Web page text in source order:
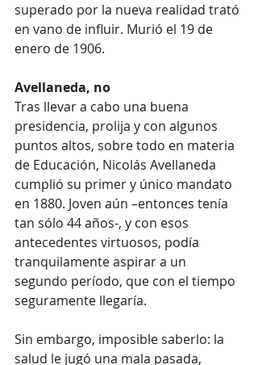
superado por la nueva realidad trató
en vano de influir. Murió el 19 de
enero de 1906.
Avellaneda, no
Tras llevar a cabo una buena
presidencia, prolija y con algunos
puntos altos, sobre todo en materia
de Educación, Nicolás Avellaneda
cumplió su primer y único mandato
en 1880. Joven aún –entonces tenía
tan sólo 44 años-, y con esos
antecedentes virtuosos, podía
tranquilamente aspirar a un
segundo período, que con el tiempo
seguramente llegaría.
Sin embargo, imposible saberlo: la
salud le jugó una mala pasada,